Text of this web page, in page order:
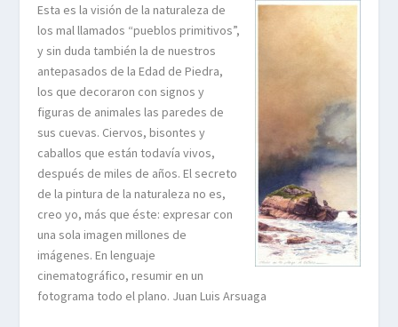
Esta es la visión de la naturaleza de
los mal llamados “pueblos primitivos”,
y sin duda también la de nuestros
antepasados de la Edad de Piedra,
los que decoraron con signos y
figuras de animales las paredes de
sus cuevas. Ciervos, bisontes y
caballos que están todavía vivos,
después de miles de años. El secreto
de la pintura de la naturaleza no es,
creo yo, más que éste: expresar con
una sola imagen millones de
imágenes. En lenguaje
cinematográfico, resumir en un
fotograma todo el plano. Juan Luis Arsuaga